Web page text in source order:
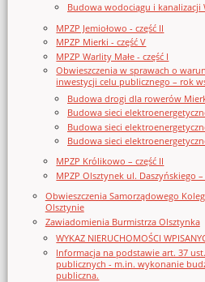
Budowa wodociągu i kanalizacji
MPZP Jemiołowo - część II
MPZP Mierki - część V
MPZP Warlity Małe - część I
Obwieszczenia w sprawach o
inwestycji celu publicznego – rok
Budowa drogi dla rowerów
Budowa sieci
Budowa sieci
Budowa sieci
MPZP Królikowo – część II
MPZP Olsztynek ul. Daszyńskiego –
Obwieszczenia Samorządowego
Olsztynie
Zawiadomienia Burmistrza Olsztynka
WYKAZ NIERUCHOMOŚCI
Informacja na podstawie art. 37
publicznych - m.in. wykonanie
publiczna.